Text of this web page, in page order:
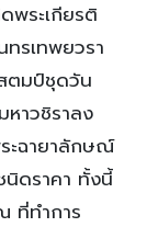
ระเกียรติ
รเทพยวรา
ตมป์ชุดวัน
หาวชิราลง
ะฉายาลักษณ์
นิดราคา ทั้งนี้
ที่ทำการ